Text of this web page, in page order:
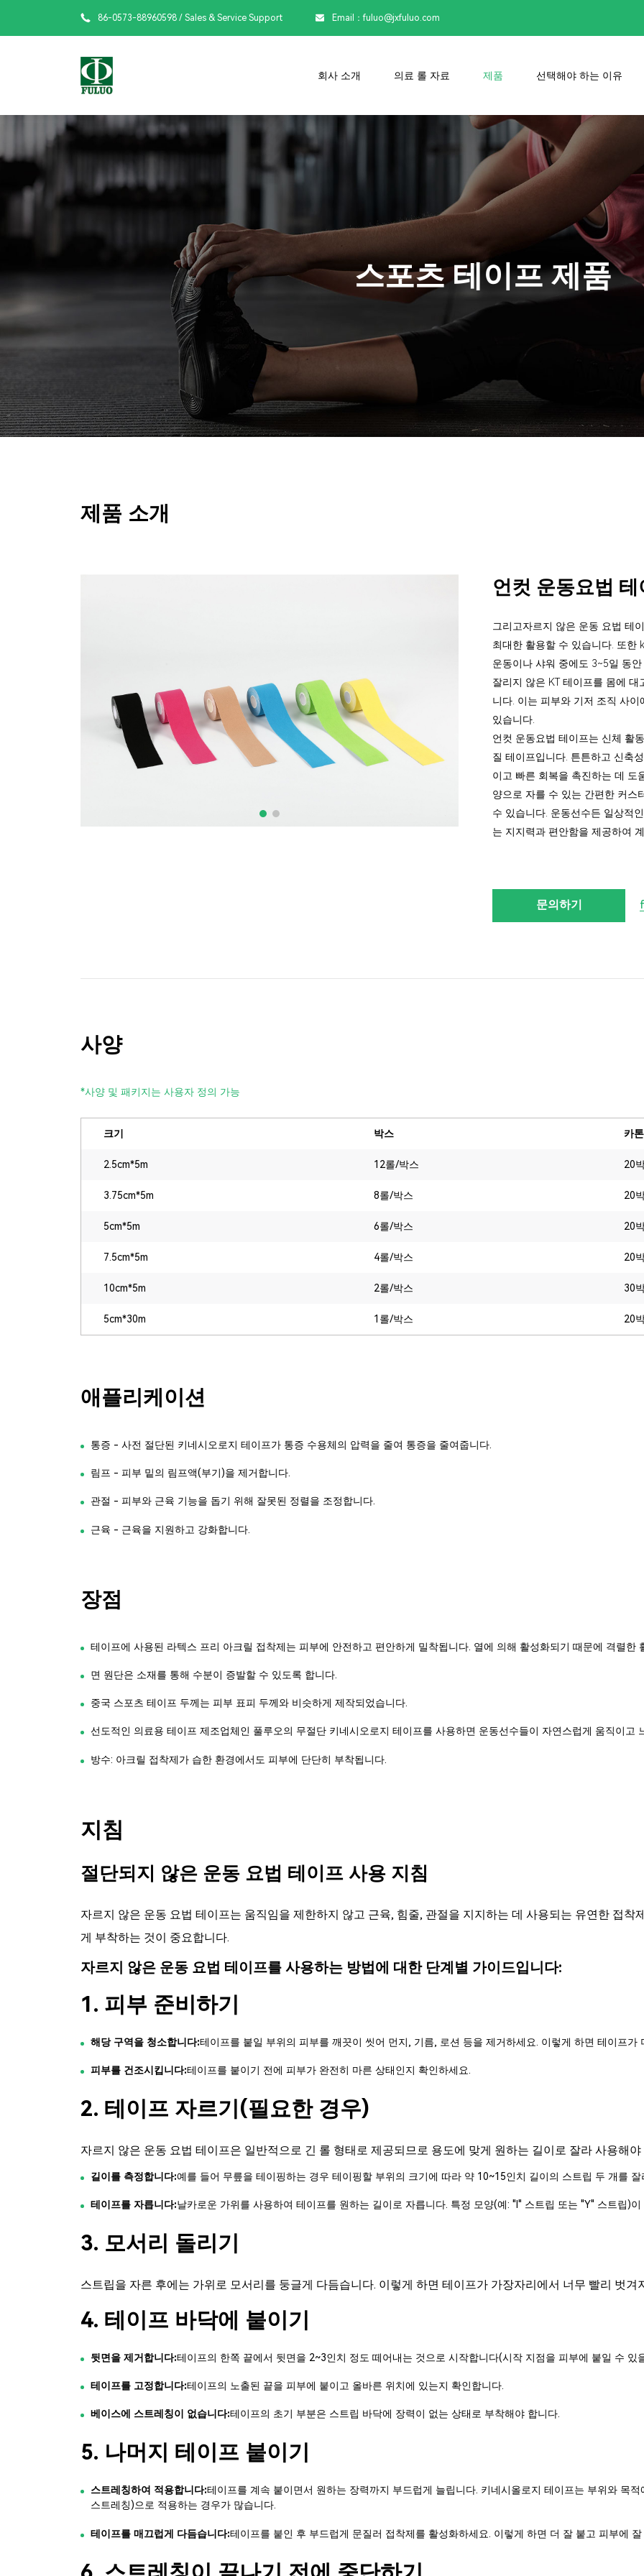
 86-0573-88960598/ Sales & Service Support  Email：fuluo@jxfuluo.com
회사 소개 의료 롤 자료 제품 선택해야 하는 이유
스포츠 테이프 제품
제품 소개
언컷 운동요법 테
그리고자르지 않은 운동 요법 테
최대한 활용할 수 있습니다. 또한
운동이나 샤워 중에도 3~5일 동
잘리지 않은 KT 테이프를 몸에
니다. 이는 피부와 기저 조직 사
있습니다.
언컷 운동요법 테이프는 신체 활
질 테이프입니다. 튼튼하고 신축
이고 빠른 회복을 촉진하는 데 도
양으로 자를 수 있는 간편한 커스
수 있습니다. 운동선수든 일상적
는 지지력과 편안함을 제공하여
문의하기
사양
*사양 및 패키지는 사용자 정의 가능
크기 박스 카톤
2.5cm*5m 12롤/박스 20
3.75cm*5m 8롤/박스 20
5cm*5m 6롤/박스 20
7.5cm*5m 4롤/박스 20
10cm*5m 2롤/박스 30
5cm*30m 1롤/박스 20
애플리케이션
통증 - 사전 절단된 키네시오로지 테이프가 통증 수용체의 압력을 줄여 통증을 줄여줍니다.
림프 - 피부 밑의 림프액(부기)을 제거합니다.
관절 - 피부와 근육 기능을 돕기 위해 잘못된 정렬을 조정합니다.
근육 - 근육을 지원하고 강화합니다.
장점
테이프에 사용된 라텍스 프리 아크릴 접착제는 피부에 안전하고 편안하게 밀착됩니다. 열에 의해 활성화되기 때문에 격렬한
면 원단은 소재를 통해 수분이 증발할 수 있도록 합니다.
중국 스포츠 테이프 두께는 피부 표피 두께와 비슷하게 제작되었습니다.
선도적인 의료용 테이프 제조업체인 풀루오의 무절단 키네시오로지 테이프를 사용하면 운동선수들이 자연스럽게 움직이고
방수: 아크릴 접착제가 습한 환경에서도 피부에 단단히 부착됩니다.
지침
절단되지 않은 운동 요법 테이프 사용 지침
자르지 않은 운동 요법 테이프는 움직임을 제한하지 않고 근육, 힘줄, 관절을 지지하는 데 사용되는 유연한 접착
게 부착하는 것이 중요합니다.
자르지 않은 운동 요법 테이프를 사용하는 방법에 대한 단계별 가이드입니다:
1. 피부 준비하기
해당 구역을 청소합니다:테이프를 붙일 부위의 피부를 깨끗이 씻어 먼지, 기름, 로션 등을 제거하세요. 이렇게 하면 테이프가
피부를 건조시킵니다:테이프를 붙이기 전에 피부가 완전히 마른 상태인지 확인하세요.
2. 테이프 자르기(필요한 경우)
자르지 않은 운동 요법 테이프은 일반적으로 긴 롤 형태로 제공되므로 용도에 맞게 원하는 길이로 잘라 사용해야
길이를 측정합니다:예를 들어 무릎을 테이핑하는 경우 테이핑할 부위의 크기에 따라 약 10~15인치 길이의 스트립 두 개를 잘
테이프를 자릅니다:날카로운 가위를 사용하여 테이프를 원하는 길이로 자릅니다. 특정 모양(예: "I" 스트립 또는 "Y" 스트립)
3. 모서리 돌리기
스트립을 자른 후에는 가위로 모서리를 둥글게 다듬습니다. 이렇게 하면 테이프가 가장자리에서 너무 빨리 벗겨
4. 테이프 바닥에 붙이기
뒷면을 제거합니다:테이프의 한쪽 끝에서 뒷면을 2~3인치 정도 떼어내는 것으로 시작합니다(시작 지점을 피부에 붙일 수 있
테이프를 고정합니다:테이프의 노출된 끝을 피부에 붙이고 올바른 위치에 있는지 확인합니다.
베이스에 스트레칭이 없습니다:테이프의 초기 부분은 스트립 바닥에 장력이 없는 상태로 부착해야 합니다.
5. 나머지 테이프 붙이기
스트레칭하여 적용합니다:테이프를 계속 붙이면서 원하는 장력까지 부드럽게 늘립니다. 키네시올로지 테이프는 부위와 목
스트레칭)으로 적용하는 경우가 많습니다.
테이프를 매끄럽게 다듬습니다:테이프를 붙인 후 부드럽게 문질러 접착제를 활성화하세요. 이렇게 하면 더 잘 붙고 피부에 잘